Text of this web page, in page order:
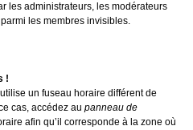
les administrateurs, les modérateurs
les membres invisibles.
!
un fuseau horaire différent de
cas, accédez au panneau de
afin qu’il corresponde à la zone où